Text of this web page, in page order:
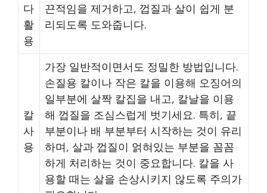
다
활
용
끈적임을 제거하고, 껍질과 살이 쉽게 분
리되도록 도와줍니다.
칼
사
용
가장 일반적이면서도 정밀한 방법입니다.
손질용 칼이나 작은 칼을 이용해 오징어의
일부분에 살짝 칼집을 내고, 칼날을 이용
해 껍질을 조심스럽게 벗기세요. 특히, 끝
부분이나 배 부분부터 시작하는 것이 유리
하며, 살과 껍질이 얽혀있는 부분을 꼼꼼
하게 처리하는 것이 중요합니다. 칼을 사
용할 때는 살을 손상시키지 않도록 주의가